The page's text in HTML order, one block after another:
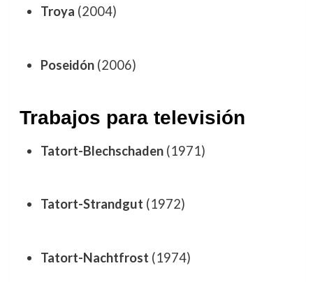
Troya (2004)
Poseidón(2006)
Trabajos para televisión
Tatort-Blechschaden(1971)
Tatort-Strandgut (1972)
Tatort-Nachtfrost (1974)